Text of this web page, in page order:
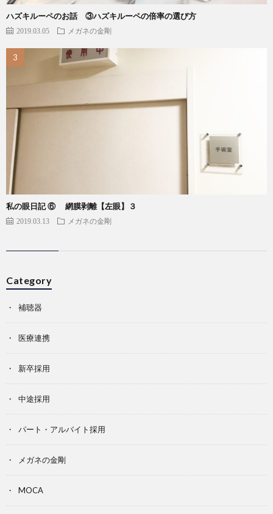
ハズキルーペのお話 ③ハズキルーペの倍率の選び方
2019.03.05 メガネの金剛
私の眼日記 ⑥ 網膜剥離【左眼】３
2019.03.13 メガネの金剛
Category
補聴器
医療連携
新卒採用
中途採用
パート・アルバイト採用
メガネの金剛
MOCA